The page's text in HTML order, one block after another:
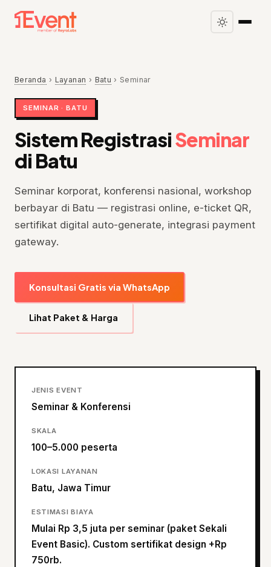
Beranda › Layanan › Batu › Seminar
SEMINAR · BATU
Sistem RegistrasiSeminar
di Batu
Seminar korporat, konferensi nasional, workshop
berbayar di Batu — registrasi online, e-ticket QR,
sertifikat digital auto-generate, integrasi payment
gateway.
Konsultasi Gratis via WhatsApp
Lihat Paket & Harga
JENIS EVENT
Seminar & Konferensi
SKALA
100–5.000 peserta
LOKASI LAYANAN
Batu, Jawa Timur
ESTIMASI BIAYA
Mulai Rp 3,5 juta per seminar (paket Sekali
Event Basic). Custom sertifikat design +Rp
750rb.